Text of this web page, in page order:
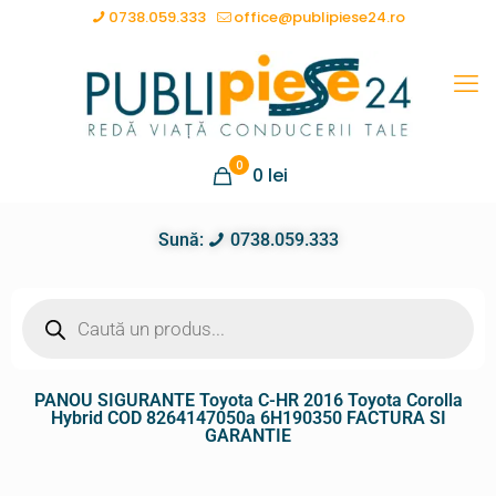
0738.059.333 office@publipiese24.ro
0 0 lei
Sună: 0738.059.333
PANOU SIGURANTE Toyota C-HR 2016 Toyota Corolla
Hybrid COD 8264147050a 6H190350 FACTURA SI
GARANTIE